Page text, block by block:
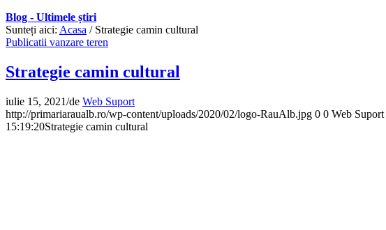
Blog - Ultimele știri
Sunteți aici: Acasa / Strategie camin cultural
Publicatii vanzare teren
Strategie camin cultural
iulie 15, 2021/de Web Suport
http://primariaraualb.ro/wp-content/uploads/2020/02/logo-RauAlb.jpg 0 0 Web Suport
15:19:20Strategie camin cultural